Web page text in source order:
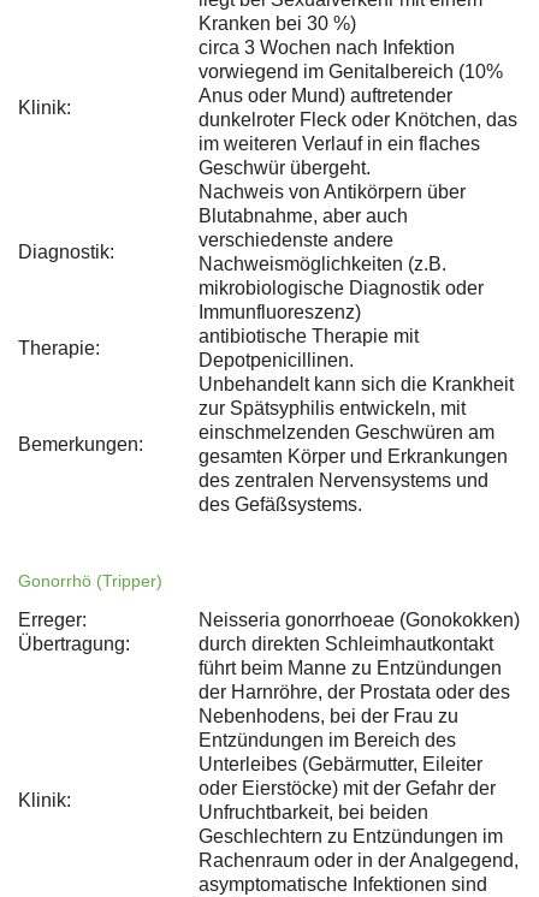
Kranken bei 30 %)
Klinik:
circa 3 Wochen nach Infektion
vorwiegend im Genitalbereich (10%
Anus oder Mund) auftretender
dunkelroter Fleck oder Knötchen, das
im weiteren Verlauf in ein flaches
Geschwür übergeht.
Diagnostik:
Nachweis von Antikörpern über
Blutabnahme, aber auch
verschiedenste andere
Nachweismöglichkeiten (z.B.
mikrobiologische Diagnostik oder
Immunfluoreszenz)
Therapie:
antibiotische Therapie mit
Depotpenicillinen.
Bemerkungen:
Unbehandelt kann sich die Krankheit
zur Spätsyphilis entwickeln, mit
einschmelzenden Geschwüren am
gesamten Körper und Erkrankungen
des zentralen Nervensystems und
des Gefäßsystems.
Gonorrhö (Tripper)
Erreger:
Neisseria gonorrhoeae (Gonokokken)
Übertragung:
durch direkten Schleimhautkontakt
Klinik:
führt beim Manne zu Entzündungen
der Harnröhre, der Prostata oder des
Nebenhodens, bei der Frau zu
Entzündungen im Bereich des
Unterleibes (Gebärmutter, Eileiter
oder Eierstöcke) mit der Gefahr der
Unfruchtbarkeit, bei beiden
Geschlechtern zu Entzündungen im
Rachenraum oder in der Analgegend,
asymptomatische Infektionen sind